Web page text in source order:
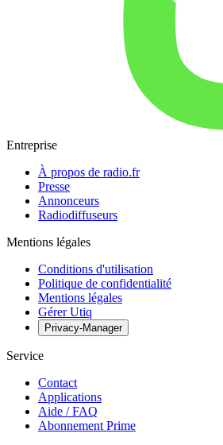
Entreprise
À propos de radio.fr
Presse
Annonceurs
Radiodiffuseurs
Mentions légales
Conditions d'utilisation
Politique de confidentialité
Mentions légales
Gérer Utiq
Privacy-Manager
Service
Contact
Applications
Aide / FAQ
Abonnement Prime